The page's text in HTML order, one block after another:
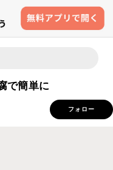
で簡単に
フォロー